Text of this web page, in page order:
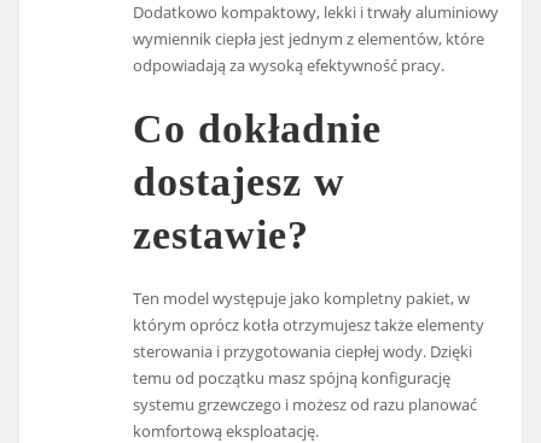
Dodatkowo kompaktowy, lekki i trwały aluminiowy
wymiennik ciepła jest jednym z elementów, które
odpowiadają za wysoką efektywność pracy.
Co dokładnie
dostajesz w
zestawie?
Ten model występuje jako kompletny pakiet, w
którym oprócz kotła otrzymujesz także elementy
sterowania i przygotowania ciepłej wody. Dzięki
temu od początku masz spójną konfigurację
systemu grzewczego i możesz od razu planować
komfortową eksploatację.